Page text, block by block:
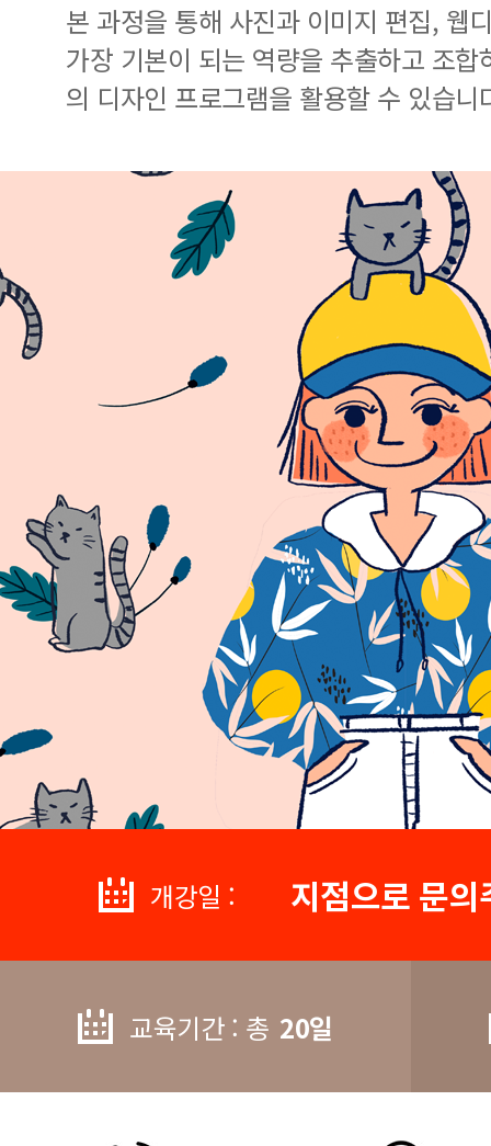
본 과정을 통해 사진과 이미지 편집, 웹
가장 기본이 되는 역량을 추출하고 조
의 디자인 프로그램을 활용할 수 있습니
개강일 : 지점으로 문
교육기간 : 총 20일